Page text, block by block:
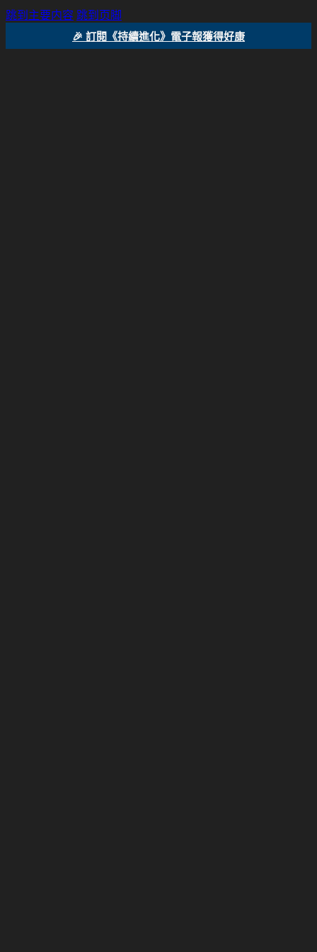
跳到主要内容 跳到页脚
🎉 訂閱《持續進化》電子報獲得好康